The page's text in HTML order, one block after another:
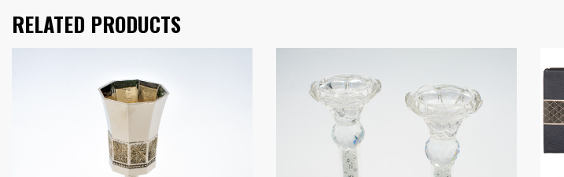
RELATED PRODUCTS